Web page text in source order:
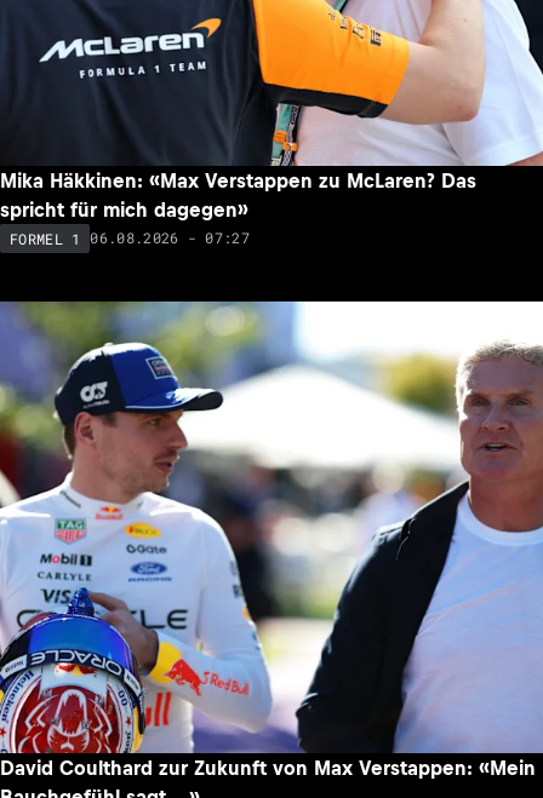
Mika Häkkinen: «Max Verstappen zu McLaren? Das
spricht für mich dagegen»
FORMEL 1 06.08.2026 - 07:27
David Coulthard zur Zukunft von Max Verstappen: «Mein